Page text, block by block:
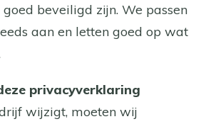
beveiligd zijn. We passen
aan en letten goed op wat
privacyverklaring
wijzigt, moeten wij